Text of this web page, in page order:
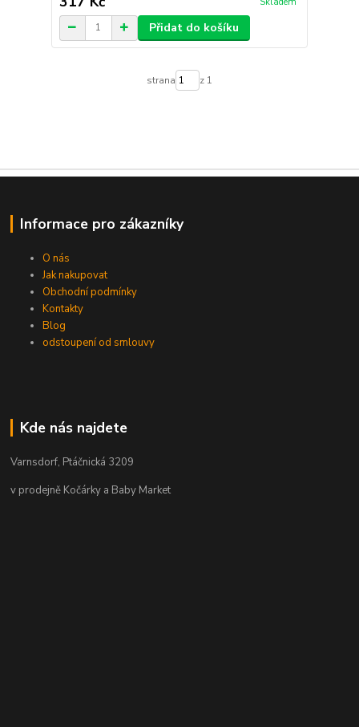
Přidat do košíku
strana z 1
Informace pro zákazníky
O nás
Jak nakupovat
Obchodní podmínky
Kontakty
Blog
odstoupení od smlouvy
Kde nás najdete
Varnsdorf, Ptáčnická 3209
v prodejně Kočárky a Baby Market